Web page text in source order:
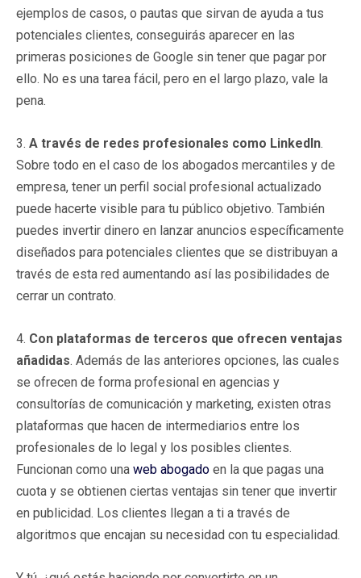
ejemplos de casos, o pautas que sirvan de ayuda a tus
potenciales clientes, conseguirás aparecer en las
primeras posiciones de Google sin tener que pagar por
ello. No es una tarea fácil, pero en el largo plazo, vale la
pena.
3. A través de redes profesionales como LinkedIn.
Sobre todo en el caso de los abogados mercantiles y de
empresa, tener un perfil social profesional actualizado
puede hacerte visible para tu público objetivo. También
puedes invertir dinero en lanzar anuncios específicamente
diseñados para potenciales clientes que se distribuyan a
través de esta red aumentando así las posibilidades de
cerrar un contrato.
4. Con plataformas de terceros que ofrecen ventajas
añadidas. Además de las anteriores opciones, las cuales
se ofrecen de forma profesional en agencias y
consultorías de comunicación y marketing, existen otras
plataformas que hacen de intermediarios entre los
profesionales de lo legal y los posibles clientes.
Funcionan como una web abogado en la que pagas una
cuota y se obtienen ciertas ventajas sin tener que invertir
en publicidad. Los clientes llegan a ti a través de
algoritmos que encajan su necesidad con tu especialidad.